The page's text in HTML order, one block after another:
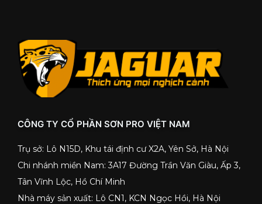
CÔNG TY CỔ PHẦN SƠN PRO VIỆT NAM
Trụ sở: Lô N15D, Khu tái định cư X2A, Yên Sở, Hà Nội
Chi nhánh miền Nam: 3A17 Đường Trần Văn Giàu, Ấp 3,
Tân Vĩnh Lộc, Hồ Chí Minh
Nhà máy sản xuất: Lô CN1, KCN Ngọc Hồi, Hà Nội